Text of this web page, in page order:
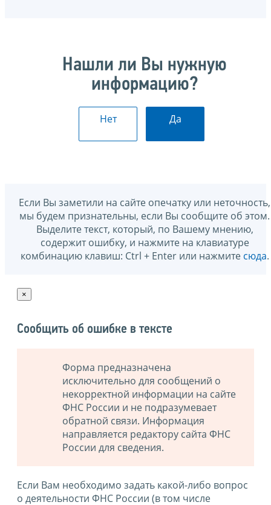
Нашли ли Вы нужную
информацию?
Нет Да
Если Вы заметили на сайте опечатку или неточность,
мы будем признательны, если Вы сообщите об этом.
Выделите текст, который, по Вашему мнению,
содержит ошибку, и нажмите на клавиатуре
комбинацию клавиш: Ctrl + Enter или нажмите сюда.
×
Сообщить об ошибке в тексте
Форма предназначена
исключительно для сообщений о
некорректной информации на сайте
ФНС России и не подразумевает
обратной связи. Информация
направляется редактору сайта ФНС
России для сведения.
Если Вам необходимо задать какой-либо вопрос
о деятельности ФНС России (в том числе